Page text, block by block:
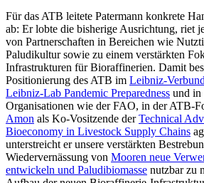
Für das ATB leitete Patermann konkrete
ab: Er lobte die bisherige Ausrichtung, riet
von Partnerschaften in Bereichen wie
Paludikultur sowie zu einem verstärkten
Infrastrukturen für Bioraffinerien. Damit
Positionierung des ATB im Leibniz-
Leibniz-Lab Pandemic Preparedness und in
Organisationen wie der FAO, in der ATB-
Amon als Ko-Vositzende derTechnical
Bioeconomy in Livestock Supply Chains
unterstreicht er unsere verstärkten
Wiedervernässung von Mooren neue
entwickeln und Paludibiomasse nutzbar zu